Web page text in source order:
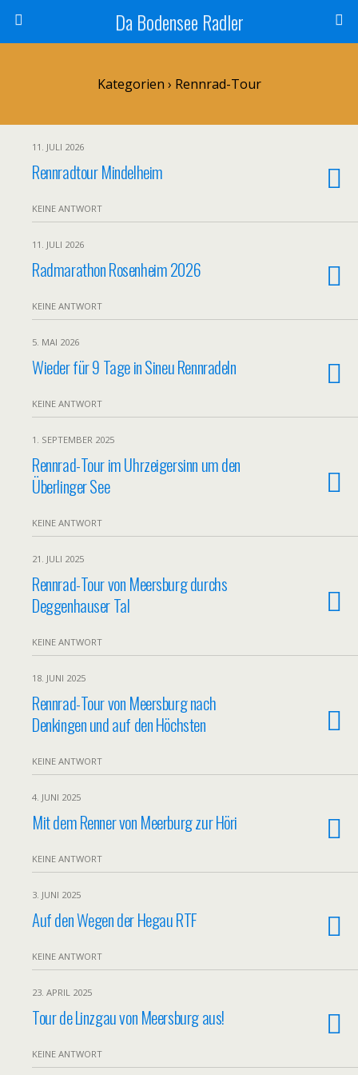
Da Bodensee Radler
Kategorien › Rennrad-Tour
11. JULI 2026
Rennradtour Mindelheim
KEINE ANTWORT
11. JULI 2026
Radmarathon Rosenheim 2026
KEINE ANTWORT
5. MAI 2026
Wieder für 9 Tage in Sineu Rennradeln
KEINE ANTWORT
1. SEPTEMBER 2025
Rennrad-Tour im Uhrzeigersinn um den
Überlinger See
KEINE ANTWORT
21. JULI 2025
Rennrad-Tour von Meersburg durchs
Deggenhauser Tal
KEINE ANTWORT
18. JUNI 2025
Rennrad-Tour von Meersburg nach
Denkingen und auf den Höchsten
KEINE ANTWORT
4. JUNI 2025
Mit dem Renner von Meerburg zur Höri
KEINE ANTWORT
3. JUNI 2025
Auf den Wegen der Hegau RTF
KEINE ANTWORT
23. APRIL 2025
Tour de Linzgau von Meersburg aus!
KEINE ANTWORT